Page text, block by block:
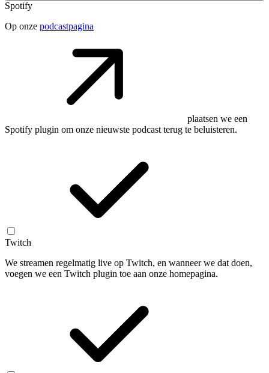
Spotify
Op onze podcastpagina
plaatsen we een
Spotify plugin om onze nieuwste podcast terug te beluisteren.
Twitch
We streamen regelmatig live op Twitch, en wanneer we dat doen,
voegen we een Twitch plugin toe aan onze homepagina.